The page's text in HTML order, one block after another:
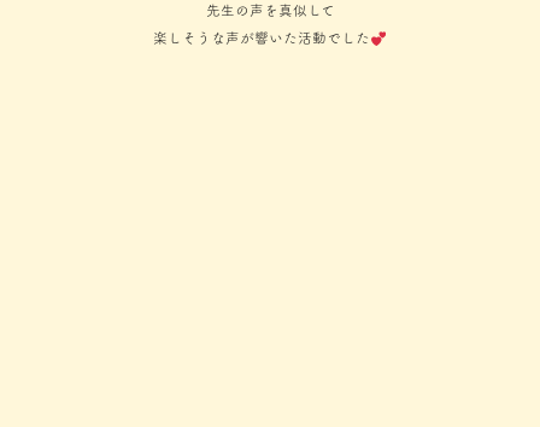
先生の声を真似して
楽しそうな声が響いた活動でした